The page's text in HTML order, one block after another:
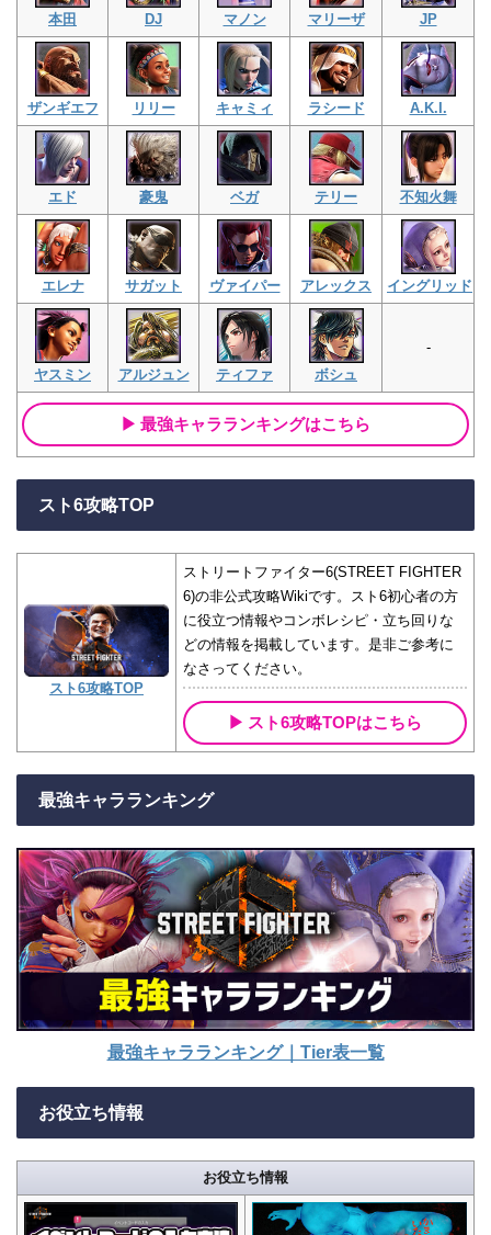
本田 DJ マノン マリーザ JP
ザンギエフ リリー キャミィ ラシード A.K.I.
エド 豪鬼 ベガ テリー 不知火舞
エレナ サガット ヴァイパー アレックス イングリッド
ヤスミン アルジュン ティファ ボシュ
-
最強キャラランキングはこちら
スト6攻略TOP
スト6攻略TOP
ストリートファイター6(STREET FIGHTER
6)の非公式攻略Wikiです。スト6初心者の方
に役立つ情報やコンボレシピ・立ち回りな
どの情報を掲載しています。是非ご参考に
なさってください。
スト6攻略TOPはこちら
最強キャラランキング
最強キャラランキング｜Tier表一覧
お役立ち情報
お役立ち情報